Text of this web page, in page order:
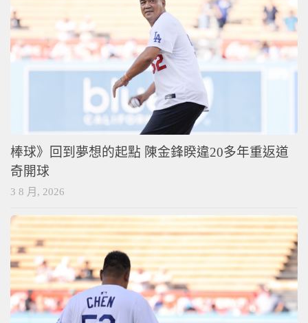
棒球》回到夢想的起點 陳金鋒睽違20多年重返道
奇開球
3 8 月, 2026